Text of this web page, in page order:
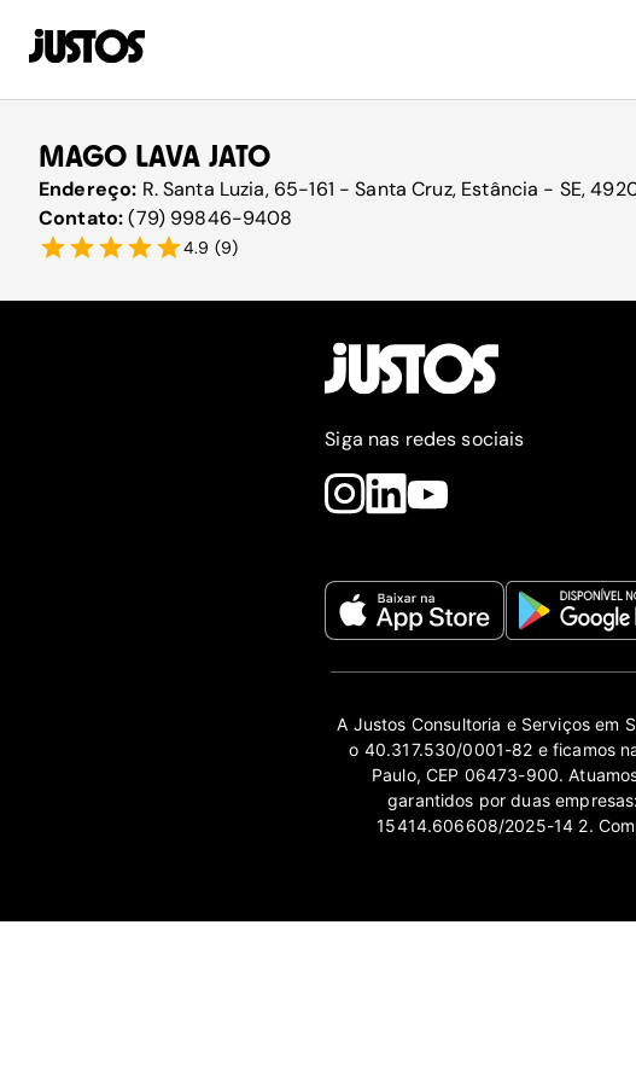
MAGO LAVA JATO
Endereço: R. Santa Luzia, 65-161 - Santa Cruz, Estância - SE,
Contato:(79) 99846-9408
4.9 (9)
Siga nas redes sociais
A Justos Consultoria e Serviços em
o 40.317.530/0001-82 e ficamos
Paulo, CEP 06473-900.
garantidos por duas
15414.606608/2025-14 2.